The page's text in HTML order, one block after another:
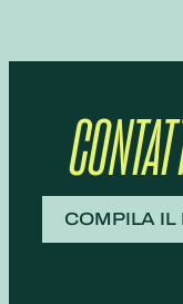
COMPILA IL